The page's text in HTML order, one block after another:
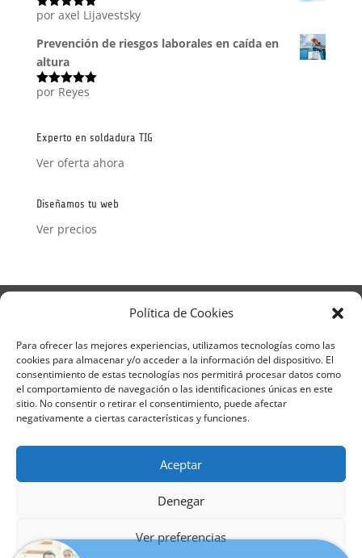
Política de Cookies
Para ofrecer las mejores experiencias, utilizamos tecnologías como las
cookies para almacenar y/o acceder a la información del dispositivo. El
consentimiento de estas tecnologías nos permitirá procesar datos como
el comportamiento de navegación o las identificaciones únicas en este
sitio. No consentir o retirar el consentimiento, puede afectar
negativamente a ciertas características y funciones.
Aceptar
Denegar
Ver preferencias
Valorado
por axel Lijavestsky
Prevención de riesgos laborales en caída en
altura
Valorado
por Reyes
Experto en soldadura TIG
Ver oferta ahora
Diseñamos tu web
Ver precios
Aviso Legal
Política de Privacidad
Política de Cookies
Formulario de Datos necesarios para alta
Métodos de pago SEQURA
Métodos de pago
Formulario de Acción Formativa
Formulario de responsabilidad de APPCC
Formulario uso de imagen
Formadistancia es una marca registrada por
Learning Galicia, S.L. - CIF B70080106 - Diseño y
Laura de Terrassa se acaba de unir a